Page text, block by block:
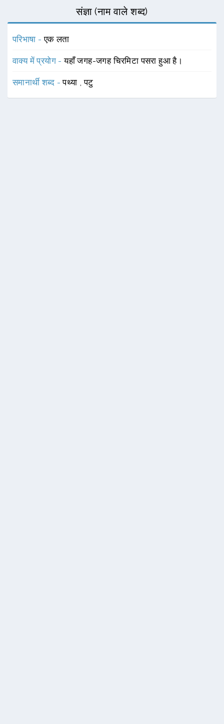
संज्ञा (नाम वाले शब्द)
परिभाषा -एक लता
वाक्य में प्रयोग -यहाँ जगह-जगह चिरमिटा पसरा हुआ है।
समानार्थी शब्द -पथ्या ,पटु